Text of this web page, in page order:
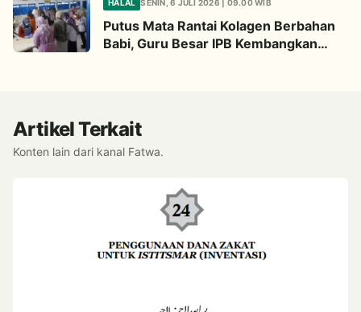
HALAL SENIN, 6 JULI 2026 | 09.00 WIB
Putus Mata Rantai Kolagen Berbahan
Babi, Guru Besar IPB Kembangkan
Artikel Terkait
Konten lain dari kanal Fatwa.